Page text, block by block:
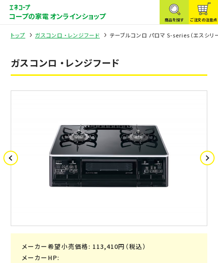
コープの家電 オンラインショップ 商品を探す ご注文の注意点
トップ ガスコンロ ・レンジフード テーブルコンロ パロマ S-series（エスシリ
ガスコンロ ・レンジフード
メーカー希望小売価格: 113,410円（税込）
メーカーHP: